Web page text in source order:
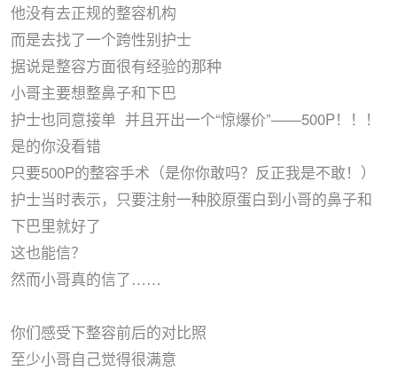
他没有去正规的整容机构
而是去找了一个跨性别护士
据说是整容方面很有经验的那种
小哥主要想整鼻子和下巴
护士也同意接单 并且开出一个“惊爆价”——500P！！！
是的你没看错
只要500P的整容手术（是你你敢吗？反正我是不敢！）
护士当时表示，只要注射一种胶原蛋白到小哥的鼻子和
下巴里就好了
这也能信？
然而小哥真的信了……
你们感受下整容前后的对比照
至少小哥自己觉得很满意